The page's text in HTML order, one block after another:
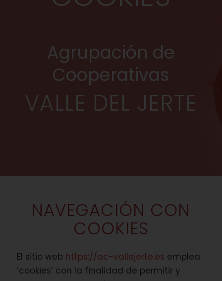
Agrupación de
Cooperativas
VALLE DEL JERTE
NAVEGACIÓN CON
COOKIES
El sitio web https://ac-vallejerte.es emplea
‘cookies’ con la finalidad de permitir y